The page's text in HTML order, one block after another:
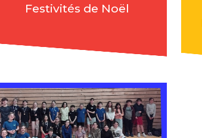
Festivités de Noël